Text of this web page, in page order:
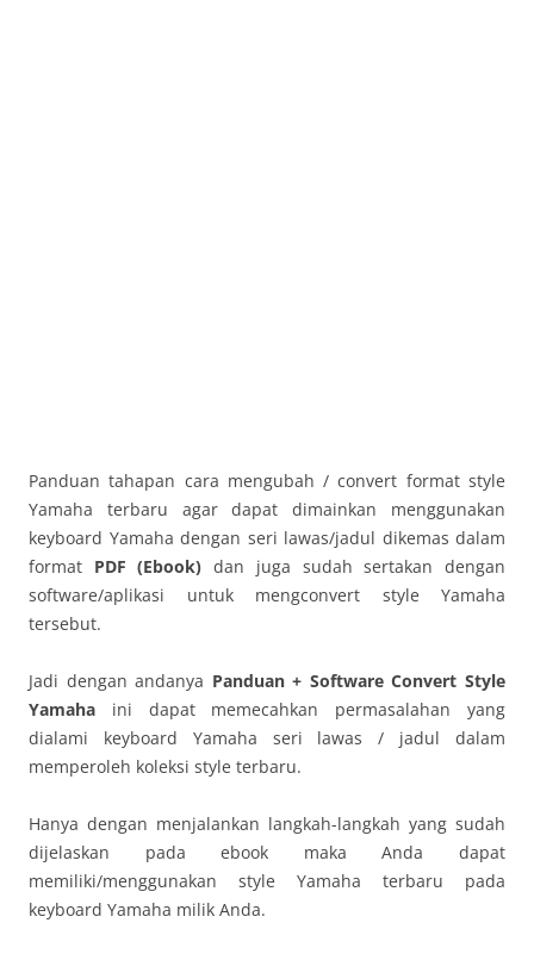
Panduan tahapan cara mengubah / convert format style
Yamaha terbaru agar dapat dimainkan menggunakan
keyboard Yamaha dengan seri lawas/jadul dikemas dalam
format PDF (Ebook) dan juga sudah sertakan dengan
software/aplikasi untuk mengconvert style Yamaha
tersebut.
Jadi dengan andanya Panduan + Software Convert Style
Yamaha ini dapat memecahkan permasalahan yang
dialami keyboard Yamaha seri lawas / jadul dalam
memperoleh koleksi style terbaru.
Hanya dengan menjalankan langkah-langkah yang sudah
dijelaskan pada ebook maka Anda dapat
memiliki/menggunakan style Yamaha terbaru pada
keyboard Yamaha milik Anda.